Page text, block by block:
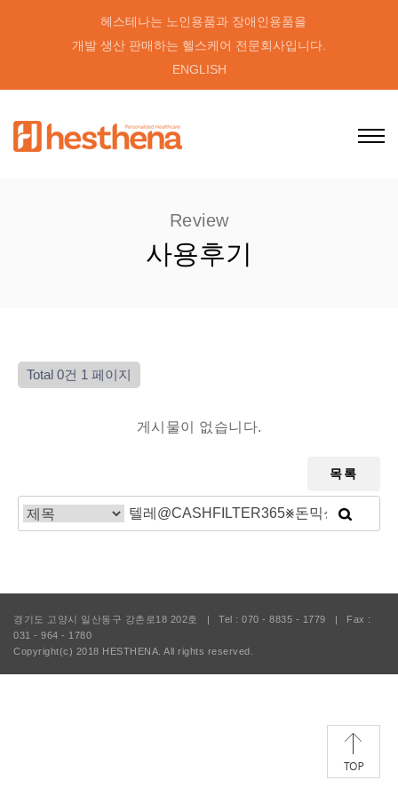
헤스테나는 노인용품과 장애인용품을
개발 생산 판매하는 헬스케어 전문회사입니다.
ENGLISH
Review
사용후기
Total 0건 1 페이지
게시물이 없습니다.
목록
경기도 고양시 일산동구 강촌로18 202호 | Tel : 070 - 8835 - 1779 |
Fax :
031 - 964 - 1780
Copyright(c) 2018 HESTHENA. All rights reserved.